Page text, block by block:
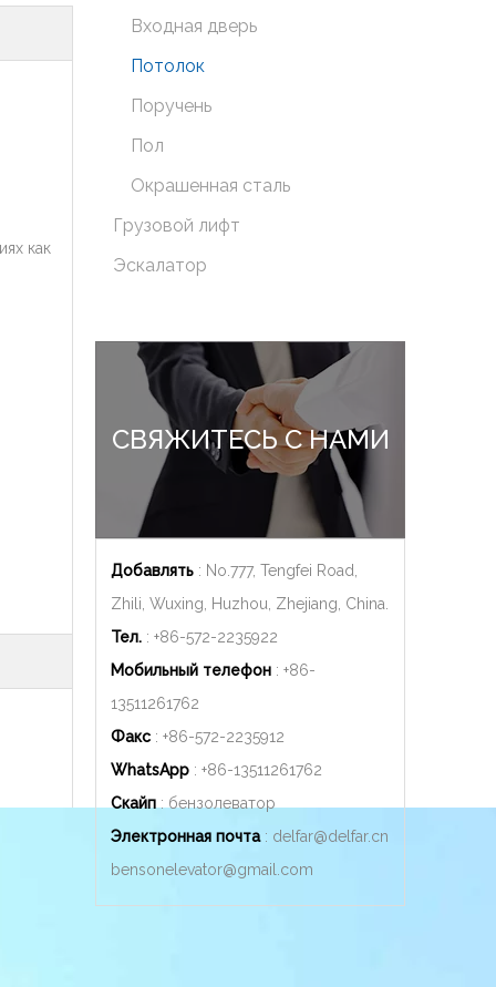
как
Входная дверь
Потолок
Поручень
Пол
Окрашенная сталь
Грузовой лифт
Эскалатор
СВЯЖИТЕСЬ С НАМИ
Добавлять : No.777, Tengfei Road,
Zhili, Wuxing, Huzhou, Zhejiang, China.
Тел. : +86-572-2235922
Мобильный телефон : +86-
13511261762
Факс : +86-572-2235912
WhatsApp : +86-13511261762
Скайп: бензолеватор
Электронная почта: delfar@delfar.cn
bensonelevator@gmail.com